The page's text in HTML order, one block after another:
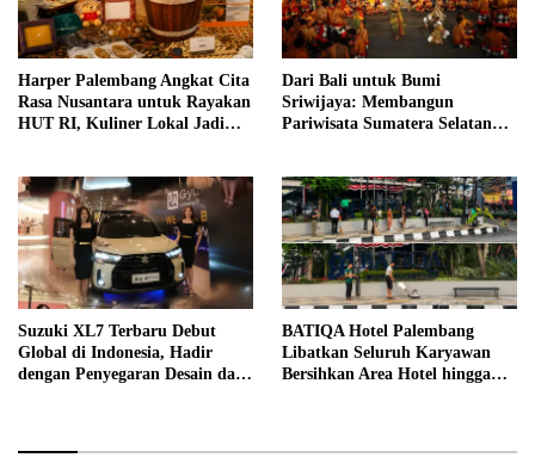
Harper Palembang Angkat Cita
Rasa Nusantara untuk Rayakan
HUT RI, Kuliner Lokal Jadi
Dari Bali untuk Bumi
Sriwijaya: Membangun
Pariwisata Sumatera Selatan
Suzuki XL7 Terbaru Debut
Global di Indonesia, Hadir
dengan Penyegaran Desain dan
BATIQA Hotel Palembang
Libatkan Seluruh Karyawan
Bersihkan Area Hotel hingga